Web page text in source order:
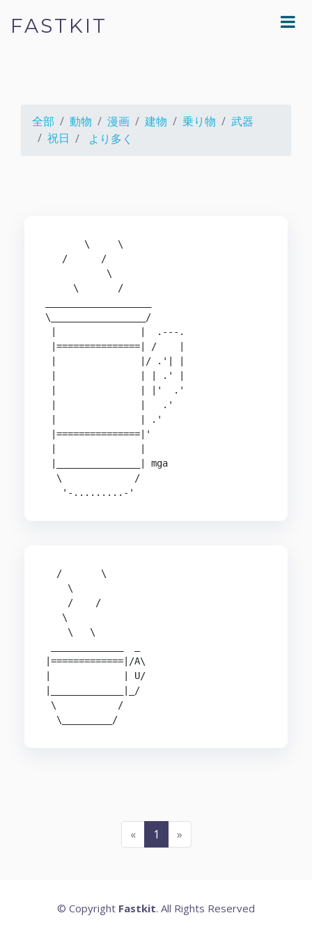
FASTKIT
全部 動物 漫画 建物 乗り物
武器
祝日
より多く
       \     \
   /      /
           \
     \       /
\_________________/
|               |  .---.
|===============| /    |
|               |/ .'| |
|               | | .' |
|               | |'  .'
|               |   .'
|               | .'
|===============|'
|_______________| mga
  \             /
   '-.........-'
  /       \
    \
    /    /
   \
    \   \
|=============|/A\
|             | U/
|_____________|_/
\           /
  \_________/
« 1 »
© Copyright Fastkit. All Rights Reserved